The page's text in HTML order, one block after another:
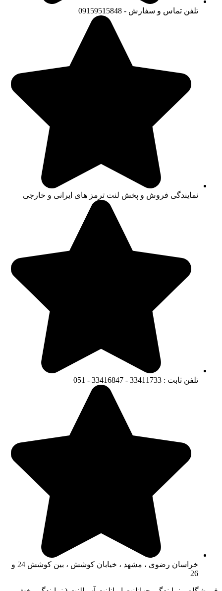
تلفن تماس و سفارش - 09159515848
نمایندگی فروش و پخش لنت ترمز های ایرانی و خارجی
تلفن ثابت : 33411733 - 33416847 - 051
خراسان رضوی ، مشهد ، خیابان کوشش ، بین کوشش 24 و
26